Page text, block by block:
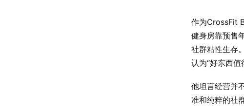
作为CrossFit
健身房靠预售
社群粘性生存
认为“好东西值
他坦言经营并
准和纯粹的社